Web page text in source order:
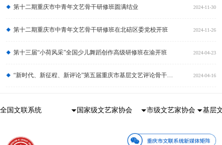
第十二期重庆市中青年文艺骨干研修班圆满结业 2024-11-30
第十二期重庆市中青年文艺骨干研修班在北碚区委党校开班 2024-11-26
第十三届“小荷风采”全国少儿舞蹈创作高级研修班在渝开班 2024-04-23
“新时代、新征程、新评论”第五届重庆市基层文艺评论骨干培训班在渝北区成功举办 2024-04-16